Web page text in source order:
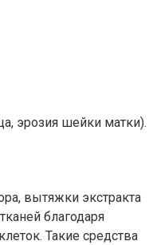
эрозия шейки матки).
вытяжки экстракта
благодаря
Такие средства